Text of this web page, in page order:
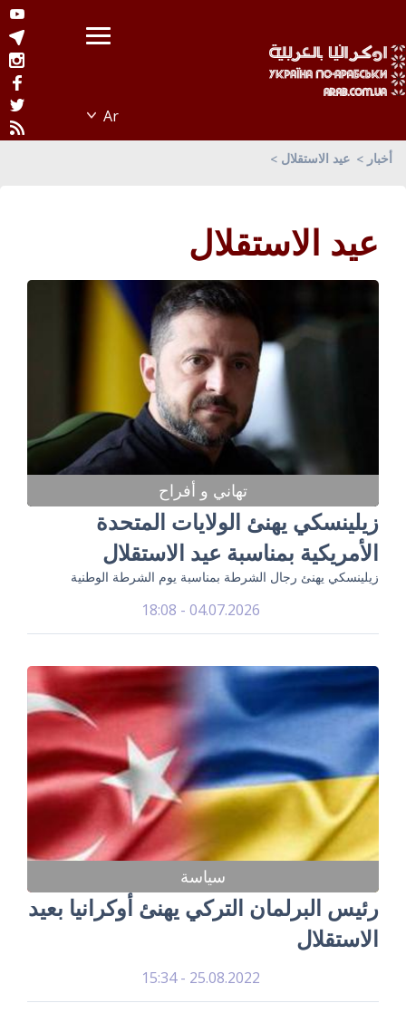
أخبار عيد الاستقلال
عيد الاستقلال
تهاني و أفراح
زيلينسكي يهنئ الولايات المتحدة
الأمريكية بمناسبة عيد الاستقلال
زيلينسكي يهنئ رجال الشرطة بمناسبة يوم الشرطة الوطنية
04.07.2026 - 18:08
سياسة
رئيس البرلمان التركي يهنئ أوكرانيا بعيد
الاستقلال
25.08.2022 - 15:34